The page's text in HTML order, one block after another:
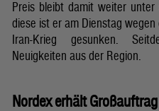
Preis bleibt damit weiter
diese ist er am Dienstag
Iran-Krieg gesunken.
Neuigkeiten aus der Region.
Nordex erhält